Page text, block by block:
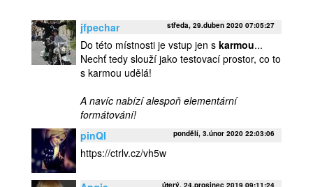
jfpechar středa, 29.duben 2020 07:05:27
Do této místnosti je vstup jen s karmou...
Nechť tedy slouží jako testovací prostor, co to
s karmou udělá!
A navíc nabízí alespoň elementární
formátování!
pinQI
pondělí, 3.únor 2020 22:03:06
https://ctrlv.cz/vh5w
úterý, 24.prosinec 2019 09:11:24